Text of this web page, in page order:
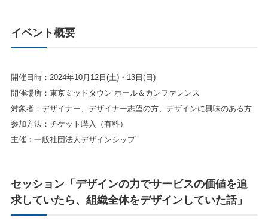
イベント概要
開催日時：2024年10月12日(土)・13日(日)
開催場所：東京ミッドタウン ホール＆カンファレンス
対象者：デザイナー、デザイナー志望の方、デザインに興味のある方
参加方法：チケット購入（有料）
主催：一般社団法人デザインシップ
セッション「デザインの力でサービスの価値を追
求していたら、組織全体をデザインしていた話」